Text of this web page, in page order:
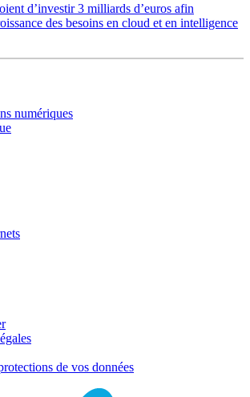
d’investir 3 milliards d’euros afin
des besoins en cloud et en intelligence
numériques
de vos données